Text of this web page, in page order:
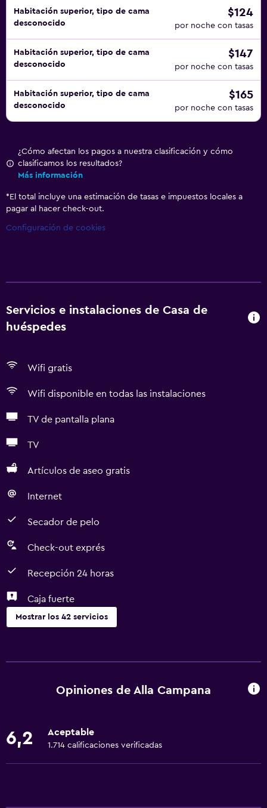
Habitación superior, tipo de cama
desconocido
$124
por noche con tasas
Habitación superior, tipo de cama
desconocido
$147
por noche con tasas
Habitación superior, tipo de cama
desconocido
$165
por noche con tasas
¿Cómo afectan los pagos a nuestra clasificación y cómo
clasificamos los resultados?
Más información
* El total incluye una estimación de tasas e impuestos locales a
pagar al hacer check-out.
Configuración de cookies
Servicios e instalaciones de Casa de
huéspedes
Wifi gratis
Wifi disponible en todas las instalaciones
TV de pantalla plana
TV
Artículos de aseo gratis
Internet
Secador de pelo
Check-out exprés
Recepción 24 horas
Caja fuerte
Mostrar los 42 servicios
Wifi gratis
Ropa de cama
Opiniones de Alla Campana
6,2 Aceptable
1.714 calificaciones verificadas